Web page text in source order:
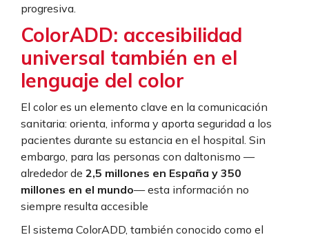
progresiva.
ColorADD: accesibilidad
universal también en el
lenguaje del color
El color es un elemento clave en la comunicación
sanitaria: orienta, informa y aporta seguridad a los
pacientes durante su estancia en el hospital. Sin
embargo, para las personas con daltonismo —
alrededor de 2,5 millones en España y 350
millones en el mundo— esta información no
siempre resulta accesible
El sistema ColorADD, también conocido como el